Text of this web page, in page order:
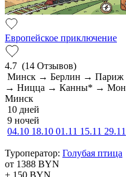
Европейское приключение
4.7 (14 Отзывов)
Минск → Берлин → Париж
→ Ницца → Канны* →
Минск
10 дней
9 ночей
04.10 18.10 01.11 15.11 29.11
Туроператор: Голубая птица
от 1388 BYN
+ 150 BYN